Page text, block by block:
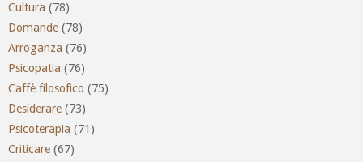
Cultura (78)
Domande (78)
Arroganza (76)
Psicopatia (76)
Caffè filosofico (75)
Desiderare (73)
Psicoterapia (71)
Criticare (67)